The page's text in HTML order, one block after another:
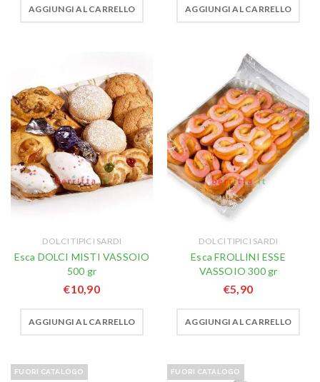
AGGIUNGI AL CARRELLO AGGIUNGI AL CARRELLO
DOLCI TIPICI SARDI
Esca DOLCI MISTI VASSOIO
500 gr
€10,90
AGGIUNGI AL CARRELLO
DOLCI TIPICI SARDI
Esca FROLLINI ESSE
VASSOIO 300 gr
€5,90
AGGIUNGI AL CARRELLO
FUORI CATALOGO FUORI CATALOGO